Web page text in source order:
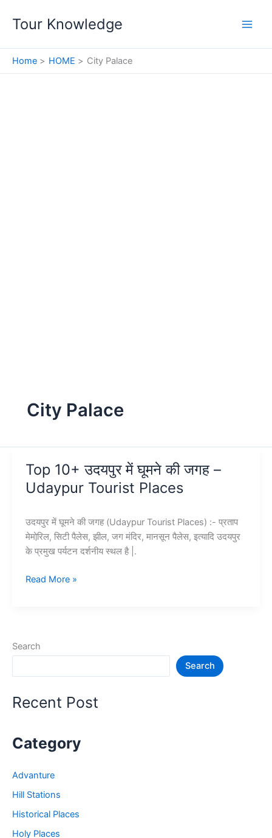
Tour Knowledge
Home HOME City Palace
City Palace
Top 10+ उदयपुर में घूमने की जगह –
Udaypur Tourist Places
उदयपुर में घूमने की जगह (Udaypur Tourist Places) :- प्रताप
मेमोरि़ल, सिटी पैलेस, झील, जग मंदिर, मानसून पैलेस, इत्यादि उदयपुर
के प्रमुख पर्यटन दर्शनीय स्थल है |.
Top
की
Udaypur
Tourist
Read More »
Search
Search
Recent Post
Category
Advanture
Hill Stations
Historical Places
Holy Places